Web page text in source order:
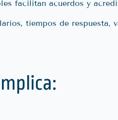
facilitan acuerdos y
tiempos de respuesta,